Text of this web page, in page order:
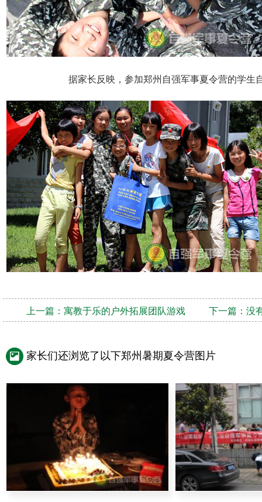
据家长反映，参加郑州自强军事夏令营的学
上一篇： 寓教于乐的户外拓展团队游戏 下一篇：没
家长们还浏览了以下郑州暑期夏令营图片